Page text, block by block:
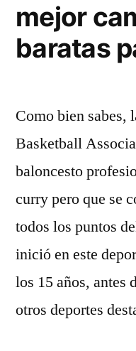
mejor
baratas
Como bien
Basketball
baloncesto
curry pero que se
todos los puntos
inició en este
los 15 años, antes
otros deportes